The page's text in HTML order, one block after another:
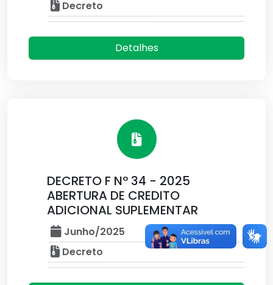
Decreto
Detalhes
DECRETO F Nº 34 - 2025
ABERTURA DE CREDITO
ADICIONAL SUPLEMENTAR
Junho/2025
Decreto